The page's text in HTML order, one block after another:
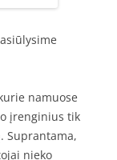
namuose
įrenginius tik
Suprantama,
nieko